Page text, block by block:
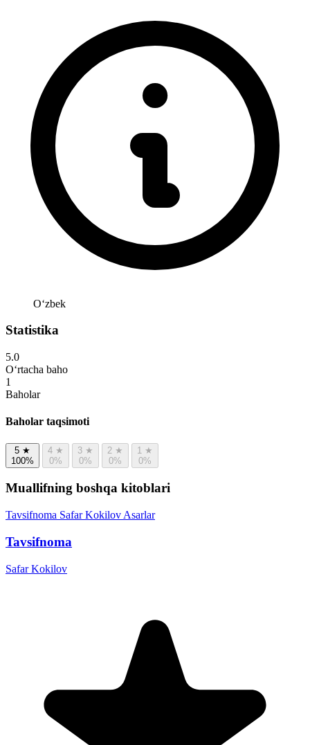
Oʻzbek
Statistika
5.0
O‘rtacha baho
1
Baholar
Baholar taqsimoti
5 ★
100%
4 ★
0%
3 ★
0%
2 ★
0%
1 ★
0%
Muallifning boshqa kitoblari
Tavsifnoma Safar Kokilov Asarlar
Tavsifnoma
Safar Kokilov